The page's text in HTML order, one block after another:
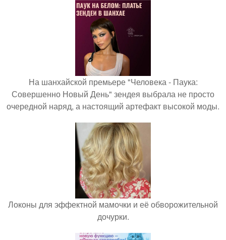
На шанхайской премьере "Человека - Паука:
Совершенно Новый День" зендея выбрала не просто
очередной наряд, а настоящий артефакт высокой моды.
Локоны для эффектной мамочки и её обворожительной
дочурки.